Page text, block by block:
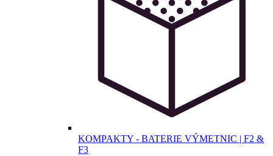
KOMPAKTY - BATERIE VÝMETNIC | F2 &
F3